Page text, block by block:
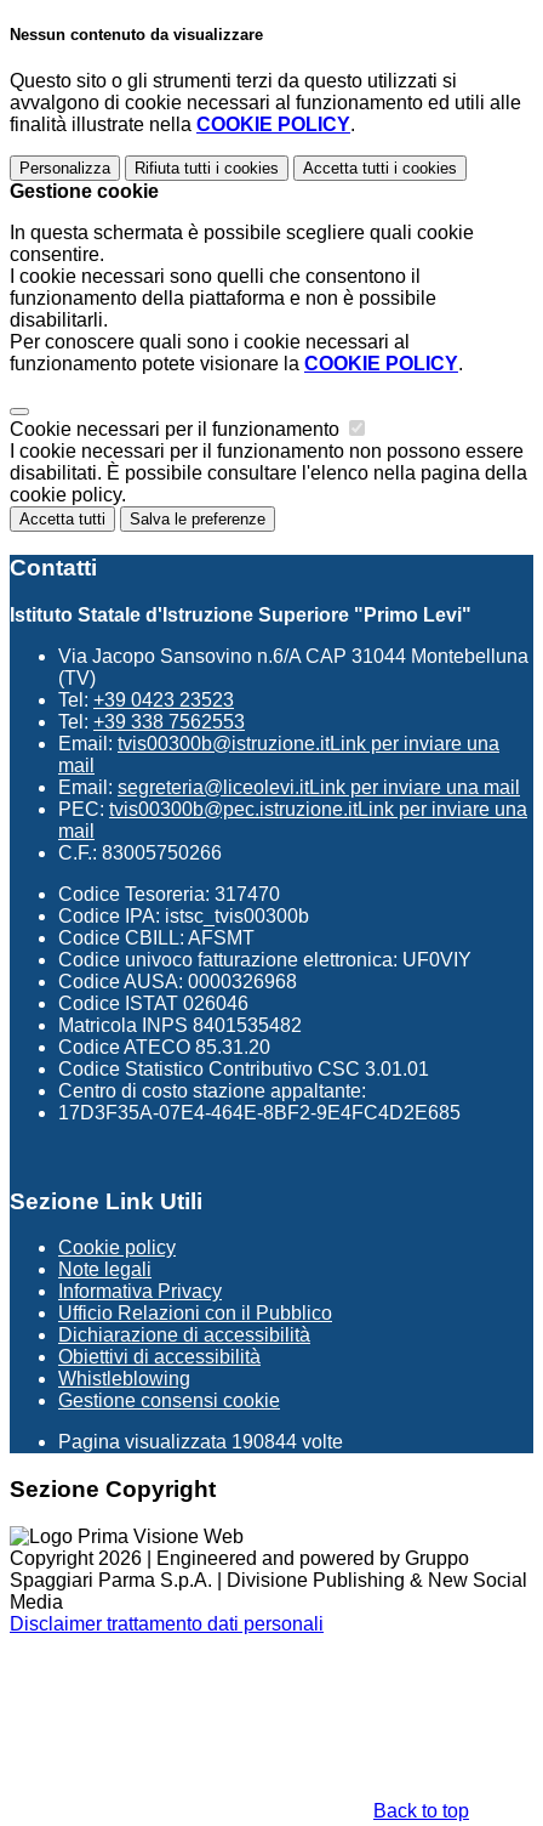
Nessun contenuto da visualizzare
Questo sito o gli strumenti terzi da questo utilizzati si
avvalgono di cookie necessari al funzionamento ed utili alle
finalità illustrate nella COOKIE POLICY.
Personalizza Rifiuta tutti i cookies Accetta tutti i cookies
Gestione cookie
In questa schermata è possibile scegliere quali cookie
consentire.
I cookie necessari sono quelli che consentono il
funzionamento della piattaforma e non è possibile
disabilitarli.
Per conoscere quali sono i cookie necessari al
funzionamento potete visionare la COOKIE POLICY.
Cookie necessari per il funzionamento
I cookie necessari per il funzionamento non possono essere
disabilitati. È possibile consultare l'elenco nella pagina della
cookie policy.
Accetta tutti Salva le preferenze
Contatti
Istituto Statale d'Istruzione Superiore "Primo Levi"
Via Jacopo Sansovino n.6/A CAP 31044 Montebelluna
(TV)
Tel: +39 0423 23523
Tel: +39 338 7562553
Email: tvis00300b@istruzione.itLink per inviare una
mail
Email: segreteria@liceolevi.itLink per inviare una mail
PEC: tvis00300b@pec.istruzione.itLink per inviare una
mail
C.F.: 83005750266
Codice Tesoreria: 317470
Codice IPA: istsc_tvis00300b
Codice CBILL: AFSMT
Codice univoco fatturazione elettronica: UF0VIY
Codice AUSA: 0000326968
Codice ISTAT 026046
Matricola INPS 8401535482
Codice ATECO 85.31.20
Codice Statistico Contributivo CSC 3.01.01
Centro di costo stazione appaltante:
17D3F35A-07E4-464E-8BF2-9E4FC4D2E685
Sezione Link Utili
Cookie policy
Note legali
Informativa Privacy
Ufficio Relazioni con il Pubblico
Dichiarazione di accessibilità
Obiettivi di accessibilità
Whistleblowing
Gestione consensi cookie
Pagina visualizzata 190844 volte
Sezione Copyright
Copyright 2026 | Engineered and powered by Gruppo
Spaggiari Parma S.p.A. | Divisione Publishing & New Social
Media
Disclaimer trattamento dati personali
Back to top